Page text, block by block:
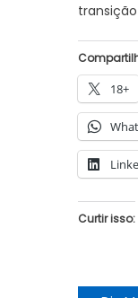
18+
Curtir isso: